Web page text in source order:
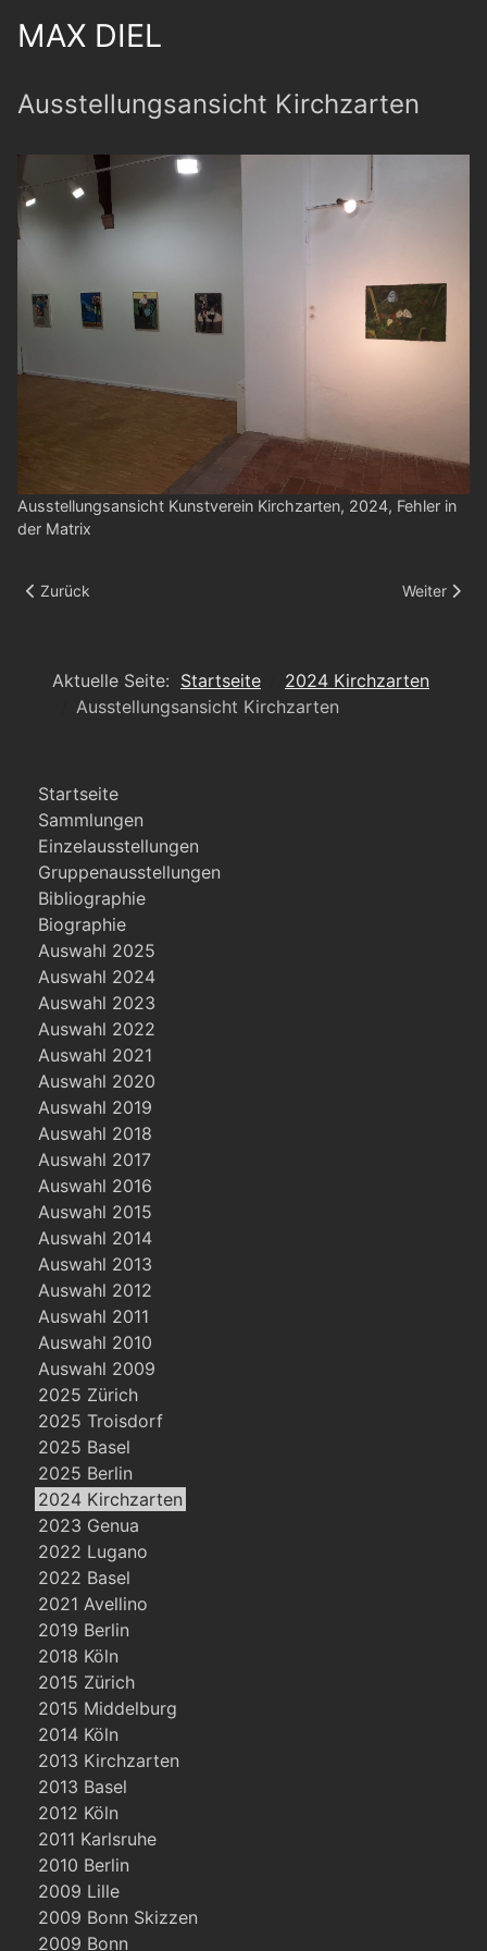
MAX DIEL
Ausstellungsansicht Kirchzarten
Ausstellungsansicht Kunstverein Kirchzarten, 2024, Fehler in
der Matrix
Vorheriger Beitrag: Ausstellungsansicht Kirchzarten
Zurück Nächster
Weiter
Aktuelle Seite: Startseite
2024 Kirchzarten
Ausstellungsansicht Kirchzarten
Startseite
Sammlungen
Einzelausstellungen
Gruppenausstellungen
Bibliographie
Biographie
Auswahl 2025
Auswahl 2024
Auswahl 2023
Auswahl 2022
Auswahl 2021
Auswahl 2020
Auswahl 2019
Auswahl 2018
Auswahl 2017
Auswahl 2016
Auswahl 2015
Auswahl 2014
Auswahl 2013
Auswahl 2012
Auswahl 2011
Auswahl 2010
Auswahl 2009
2025 Zürich
2025 Troisdorf
2025 Basel
2025 Berlin
2024 Kirchzarten
2023 Genua
2022 Lugano
2022 Basel
2021 Avellino
2019 Berlin
2018 Köln
2015 Zürich
2015 Middelburg
2014 Köln
2013 Kirchzarten
2013 Basel
2012 Köln
2011 Karlsruhe
2010 Berlin
2009 Lille
2009 Bonn Skizzen
2009 Bonn